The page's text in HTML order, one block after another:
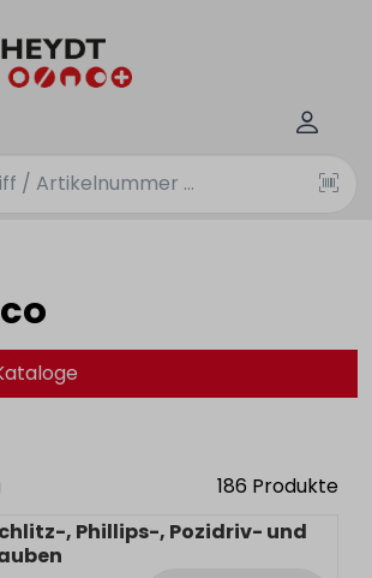
186 Produkte
, Phillips-, Pozidriv- und